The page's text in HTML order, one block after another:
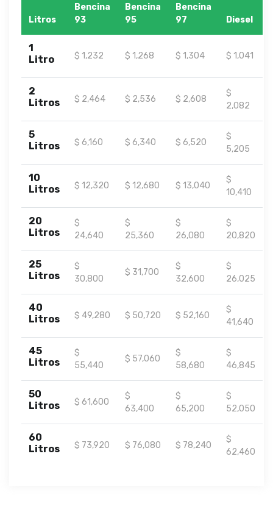
Litros
Bencina
93
Bencina
95
Bencina
97
Diesel
1
Litro
$ 1,232 $ 1,268 $ 1,304 $ 1,041
2
Litros
$ 2,464 $ 2,536 $ 2,608
$
2,082
5
Litros
$ 6,160 $ 6,340 $ 6,520
$
5,205
10
Litros
$ 12,320 $ 12,680 $ 13,040
$
10,410
20
Litros
$
24,640
$
25,360
$
26,080
$
20,820
25
Litros
$
30,800
$ 31,700
$
32,600
$
26,025
40
Litros
$ 49,280 $ 50,720 $ 52,160
$
41,640
45
Litros
$
55,440
$ 57,060
$
58,680
$
46,845
50
Litros
$ 61,600
$
63,400
$
65,200
$
52,050
60
Litros
$ 73,920 $ 76,080 $ 78,240
$
62,460